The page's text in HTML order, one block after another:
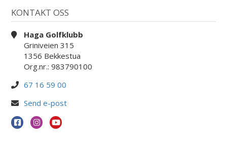
KONTAKT OSS
Haga Golfklubb
Griniveien 315
1356 Bekkestua
Org.nr.: 983790100
67 16 59 00
Send e-post